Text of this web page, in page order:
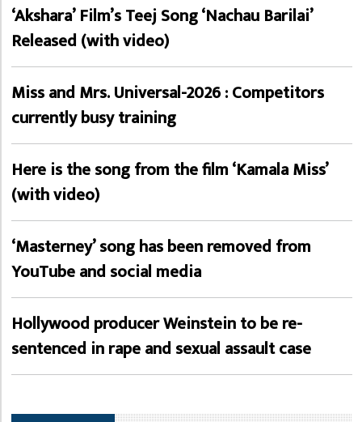
‘Akshara’ Film’s Teej Song ‘Nachau Barilai’
Released (with video)
Miss and Mrs. Universal-2026 : Competitors
currently busy training
Here is the song from the film ‘Kamala Miss’
(with video)
‘Masterney’ song has been removed from
YouTube and social media
Hollywood producer Weinstein to be re-
sentenced in rape and sexual assault case